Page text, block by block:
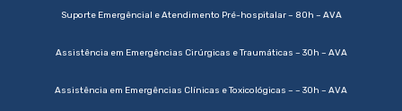
Suporte Emergêncial e Atendimento Pré-hospitalar – 80h – AVA
Assistência em Emergências Cirúrgicas e Traumáticas – 30h – AVA
Assistência em Emergências Clínicas e Toxicológicas – – 30h – AVA